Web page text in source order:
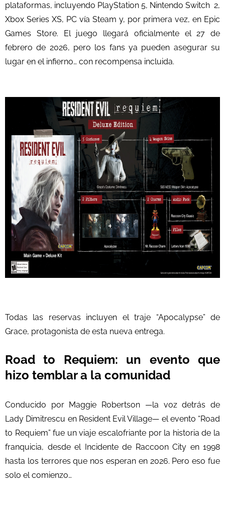
plataformas, incluyendo PlayStation 5, Nintendo Switch 2,
Xbox Series XS, PC vía Steam y, por primera vez, en Epic
Games Store. El juego llegará oficialmente el 27 de
febrero de 2026, pero los fans ya pueden asegurar su
lugar en el infierno… con recompensa incluida.
Todas las reservas incluyen el traje “Apocalypse” de
Grace, protagonista de esta nueva entrega.
Road to Requiem: un evento que
hizo temblar a la comunidad
Conducido por Maggie Robertson —la voz detrás de
Lady Dimitrescu en Resident Evil Village— el evento “Road
to Requiem” fue un viaje escalofriante por la historia de la
franquicia, desde el Incidente de Raccoon City en 1998
hasta los terrores que nos esperan en 2026. Pero eso fue
solo el comienzo…